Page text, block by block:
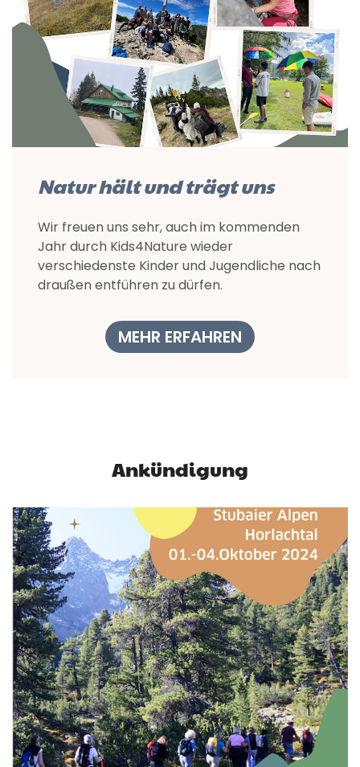
Natur hält und trägt uns
Wir freuen uns sehr, auch im kommenden
Jahr durch Kids4Nature wieder
verschiedenste Kinder und Jugendliche nach
draußen entführen zu dürfen.
MEHR ERFAHREN
Ankündigung